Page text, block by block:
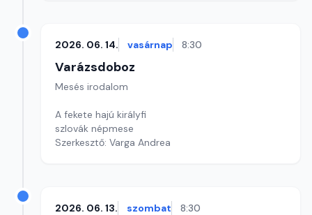
2026. 06. 14. vasárnap 8:30
Varázsdoboz
Mesés irodalom
A fekete hajú királyfi
szlovák népmese
Szerkesztő: Varga Andrea
2026. 06. 13. szombat 8:30